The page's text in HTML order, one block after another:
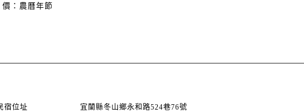
農曆年節
宿位址 宜蘭縣冬山鄉永和路524巷76號